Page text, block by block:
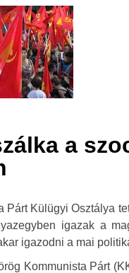
a
Párt Külügyi Osztálya
igazak a
igazodni a mai
Kommunista Párt